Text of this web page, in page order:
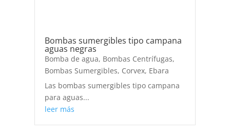
Bombas sumergibles tipo campana
aguas negras
Bomba de agua, Bombas Centrífugas,
Bombas Sumergibles, Corvex, Ebara
Las bombas sumergibles tipo campana
para aguas...
leer más